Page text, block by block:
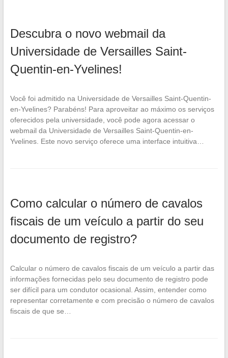
Descubra o novo webmail da
Universidade de Versailles Saint-
Quentin-en-Yvelines!
Você foi admitido na Universidade de Versailles Saint-Quentin-
en-Yvelines? Parabéns! Para aproveitar ao máximo os serviços
oferecidos pela universidade, você pode agora acessar o
webmail da Universidade de Versailles Saint-Quentin-en-
Yvelines. Este novo serviço oferece uma interface intuitiva…
Como calcular o número de cavalos
fiscais de um veículo a partir do seu
documento de registro?
Calcular o número de cavalos fiscais de um veículo a partir das
informações fornecidas pelo seu documento de registro pode
ser difícil para um condutor ocasional. Assim, entender como
representar corretamente e com precisão o número de cavalos
fiscais de que se…